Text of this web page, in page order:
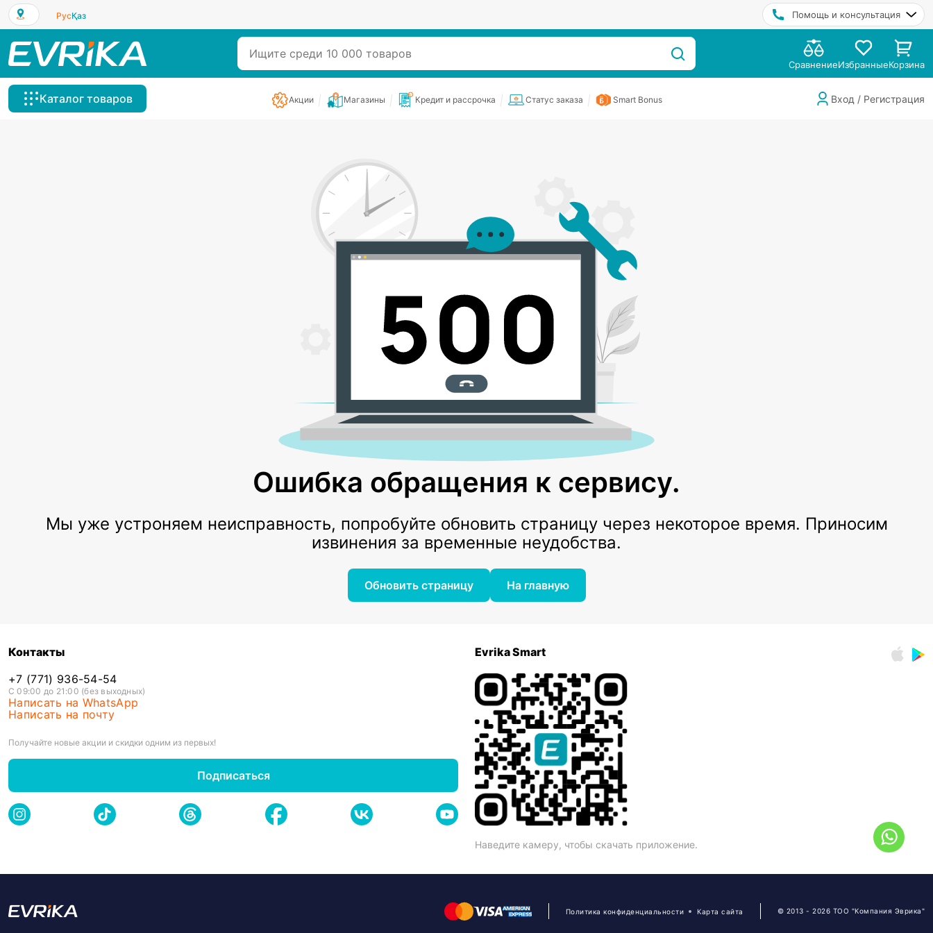
РусҚаз Помощь и консультация
СравнениеИзбранныеКорзина
Каталог товаров Акции Магазины Кредит и рассрочка Статус заказа Smart Bonus Вход / Регистрация
Ошибка обращения к сервису.
Мы уже устроняем неисправность, попробуйте обновить страницу через некоторое время. Приносим
извинения за временные неудобства.
Обновить страницу На главную
Контакты
+7 (771) 936-54-54
С 09:00 до 21:00 (без выходных)
Написать на WhatsApp
Написать на почту
Получайте новые акции и скидки одним из первых!
Подписаться
Evrika Smart
Наведите камеру, чтобы скачать приложение.
Политика конфиденциальности Карта сайта © 2013 - 2026 ТОО "Компания Эврика"